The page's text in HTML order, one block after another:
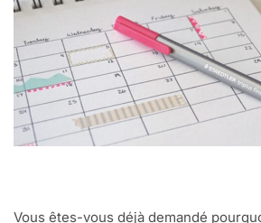
Vous êtes-vous déjà demandé